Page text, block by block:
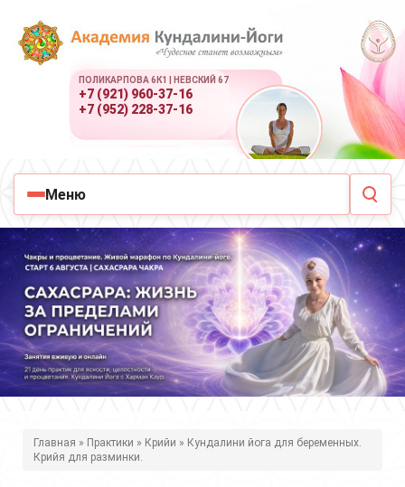
ПОЛИКАРПОВА 6К1 | НЕВСКИЙ 67
+7 (921) 960-37-16
+7 (952) 228-37-16
Меню
Главная » Практики » Крийи » Кундалини йога для беременных.
Крийя для разминки.